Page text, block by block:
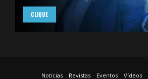
CLIQUE
Notícias Revistas Eventos Vídeos